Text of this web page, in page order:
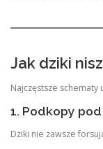
Jak dziki
Najczęstsze schematy
1. Podkopy
Dziki nie zawsze